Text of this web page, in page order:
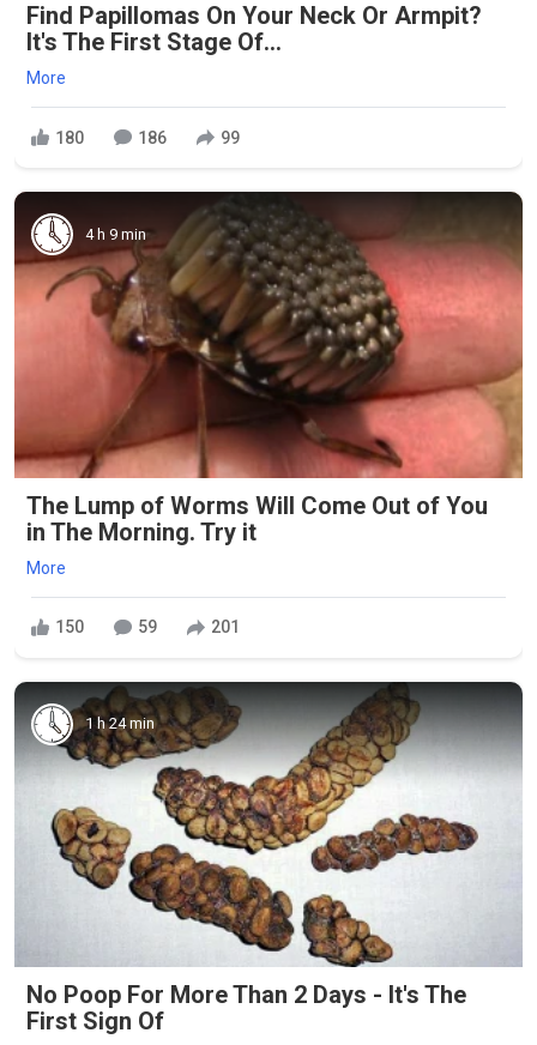
Find Papillomas On Your Neck Or Armpit?
It's The First Stage Of...
More
180 186 99
4 h 9 min
The Lump of Worms Will Come Out of You
in The Morning. Try it
More
150 59 201
1 h 24 min
No Poop For More Than 2 Days - It's The
First Sign Of